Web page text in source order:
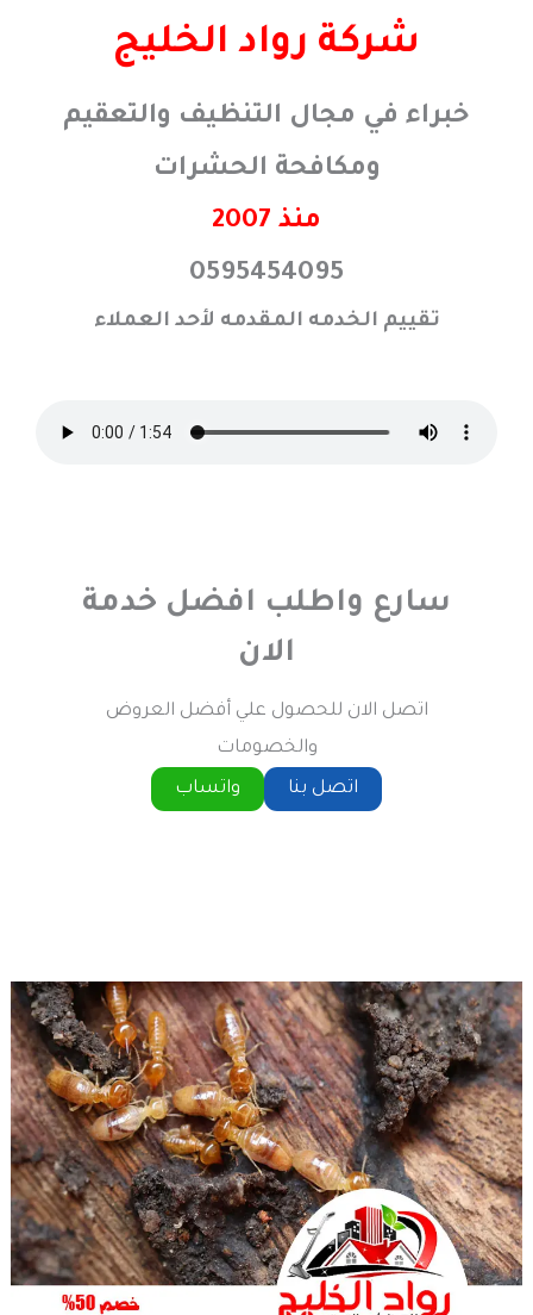
شركة رواد الخليج
خبراء في مجال التنظيف والتعقيم
ومكافحة الحشرات
منذ 2007
0595454095
تقييم الخدمه المقدمه لأحد العملاء
سارع واطلب افضل خدمة
الان
اتصل الان للحصول علي أفضل العروض
والخصومات
اتصل بنا
واتساب